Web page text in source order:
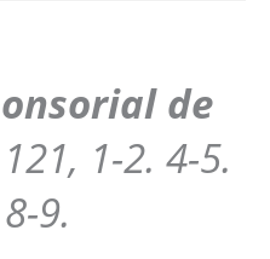
de
1-2. 4-5.
9.